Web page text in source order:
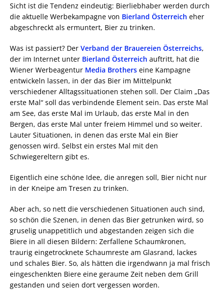
Sicht ist die Tendenz eindeutig: Bierliebhaber werden durch
die aktuelle Werbekampagne von Bierland Österreich eher
abgeschreckt als ermuntert, Bier zu trinken.
Was ist passiert? Der Verband der Brauereien Österreichs,
der im Internet unter Bierland Österreich auftritt, hat die
Wiener Werbeagentur Media Brothers eine Kampagne
entwickeln lassen, in der das Bier im Mittelpunkt
verschiedener Alltagssituationen stehen soll. Der Claim „Das
erste Mal“ soll das verbindende Element sein. Das erste Mal
am See, das erste Mal im Urlaub, das erste Mal in den
Bergen, das erste Mal unter freiem Himmel und so weiter.
Lauter Situationen, in denen das erste Mal ein Bier
genossen wird. Selbst ein erstes Mal mit den
Schwiegereltern gibt es.
Eigentlich eine schöne Idee, die anregen soll, Bier nicht nur
in der Kneipe am Tresen zu trinken.
Aber ach, so nett die verschiedenen Situationen auch sind,
so schön die Szenen, in denen das Bier getrunken wird, so
gruselig unappetitlich und abgestanden zeigen sich die
Biere in all diesen Bildern: Zerfallene Schaumkronen,
traurig eingetrocknete Schaumreste am Glasrand, lackes
und schales Bier. So, als hätten die irgendwann ja mal frisch
eingeschenkten Biere eine geraume Zeit neben dem Grill
gestanden und seien dort vergessen worden.